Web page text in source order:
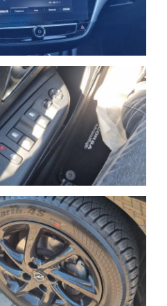
sia disponibile per essere visto
24h su 24, 7 giorni su
marca, modello, anno di
valutazione indicativa
2000 ha ampliato la gamma di